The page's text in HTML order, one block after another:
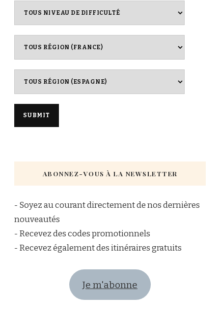
ABONNEZ-VOUS À LA NEWSLETTER
- Soyez au courant directement de nos dernières
nouveautés
- Recevez des codes promotionnels
- Recevez également des itinéraires gratuits
Je m'abonne